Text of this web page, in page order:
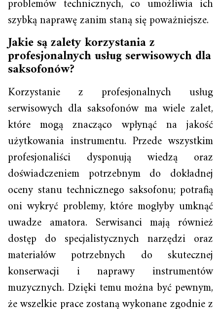
problemów technicznych, co umożliwia ich
szybką naprawę zanim staną się poważniejsze.
Jakie są zalety korzystania z
profesjonalnych usług serwisowych dla
saksofonów?
Korzystanie z profesjonalnych usług
serwisowych dla saksofonów ma wiele zalet,
które mogą znacząco wpłynąć na jakość
użytkowania instrumentu. Przede wszystkim
profesjonaliści dysponują wiedzą oraz
doświadczeniem potrzebnym do dokładnej
oceny stanu technicznego saksofonu; potrafią
oni wykryć problemy, które mogłyby umknąć
uwadze amatora. Serwisanci mają również
dostęp do specjalistycznych narzędzi oraz
materiałów potrzebnych do skutecznej
konserwacji i naprawy instrumentów
muzycznych. Dzięki temu można być pewnym,
że wszelkie prace zostaną wykonane zgodnie z